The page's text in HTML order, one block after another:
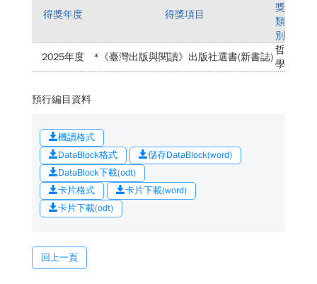
得獎年度 得獎項目
獎
類
別
2025年度
*《臺灣出版與閱讀》出版社選書(新書誌)
哲
學
預行編目資料
機讀格式
DataBlock格式
儲存DataBlock(word)
DataBlock下載(odt)
卡片格式
卡片下載(word)
卡片下載(odt)
回上一頁